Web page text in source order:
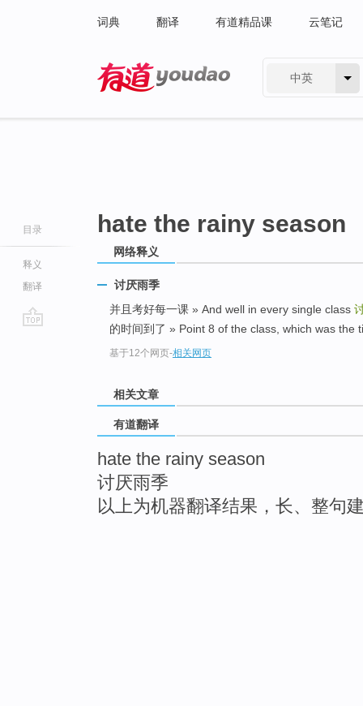
词典 翻译 有道精品课 云笔记
中英
目录
释义
翻译
hate the rainy season
网络释义
讨厌雨季
并且考好每一课 » And well in every single class
的时间到了 » Point 8 of the class, which was the
基于12个网页-相关网页
相关文章
有道翻译
hate the rainy season
讨厌雨季
以上为机器翻译结果，长、整句